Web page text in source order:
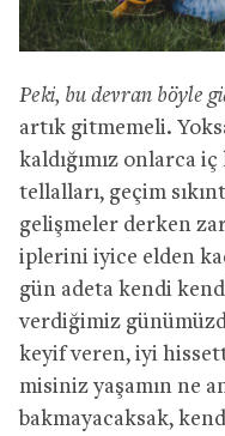
Peki, bu devran böyle
artık gitmemeli.
kaldığımız onlarca
tellalları, geçim
gelişmeler derken
iplerini iyice elden
gün adeta kendi
verdiğimiz
keyif veren, iyi
misiniz yaşamın ne
bakmayacaksak,